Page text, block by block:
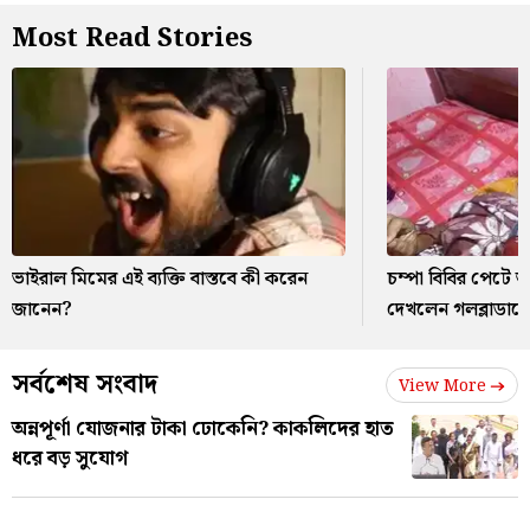
Most Read Stories
ভাইরাল মিমের এই ব্যক্তি বাস্তবে কী করেন
জানেন?
চম্পা বিবির পেটে
দেখলেন
সর্বশেষ সংবাদ View More
অন্নপূর্ণা যোজনার টাকা ঢোকেনি? কাকলিদের হাত
ধরে বড় সুযোগ